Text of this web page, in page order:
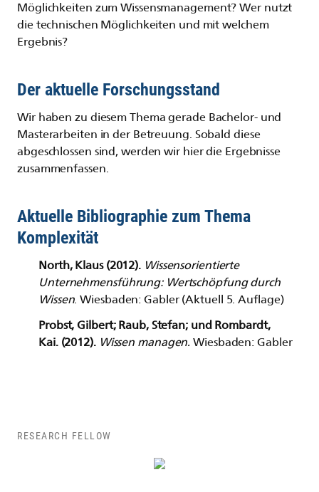
Möglichkeiten zum Wissensmanagement? Wer nutzt
die technischen Möglichkeiten und mit welchem
Ergebnis?
Der aktuelle Forschungsstand
Wir haben zu diesem Thema gerade Bachelor- und
Masterarbeiten in der Betreuung. Sobald diese
abgeschlossen sind, werden wir hier die Ergebnisse
zusammenfassen.
Aktuelle Bibliographie zum Thema
Komplexität
North, Klaus (2012). Wissensorientierte
Unternehmensführung: Wertschöpfung durch
Wissen. Wiesbaden: Gabler (Aktuell 5. Auflage)
Probst, Gilbert; Raub, Stefan; und Rombardt,
Kai. (2012). Wissen managen. Wiesbaden: Gabler
RESEARCH FELLOW